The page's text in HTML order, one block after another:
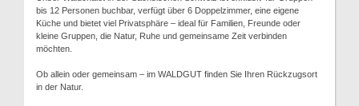
bis 12 Personen buchbar, verfügt über 6 Doppelzimmer, eine eigene
Küche und bietet viel Privatsphäre – ideal für Familien, Freunde oder
kleine Gruppen, die Natur, Ruhe und gemeinsame Zeit verbinden
möchten.
Ob allein oder gemeinsam – im WALDGUT finden Sie Ihren Rückzugsort
in der Natur.